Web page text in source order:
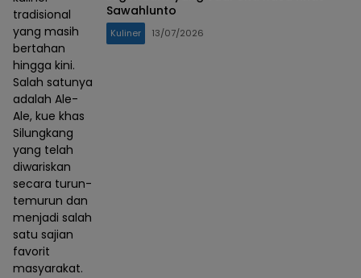
tradisional
yang masih
bertahan
hingga kini.
Salah satunya
adalah Ale-
Ale, kue khas
Silungkang
yang telah
diwariskan
secara turun-
temurun dan
menjadi salah
satu sajian
favorit
masyarakat.
Sawahlunto
Kuliner 13/07/2026